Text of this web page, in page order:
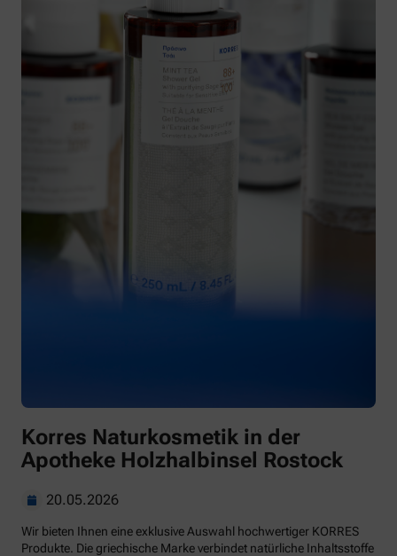
Korres Naturkosmetik in der
Apotheke Holzhalbinsel Rostock
20.05.2026
Wir bieten Ihnen eine exklusive Auswahl hochwertiger KORRES
Produkte. Die griechische Marke verbindet natürliche Inhaltsstoffe